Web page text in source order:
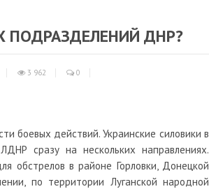
ПОДРАЗДЕЛЕНИЙ ДНР?
3 962 0
боевых действий. Украинские силовики в
сразу на нескольких направлениях.
обстрелов в районе Горловки, Донецкой
по территории Луганской народной